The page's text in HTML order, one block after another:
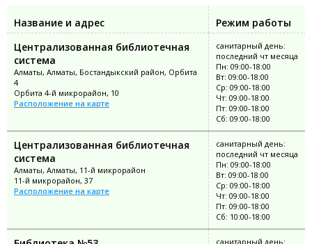
Название и адрес
Режим работы
Централизованная библиотечная
система
Алматы, Алматы, Бостандыкский район, Орбита
4
Орбита 4-й микрорайон, 10
Расположение на карте
санитарный день:
последний чт месяца
Пн: 09:00-18:00
Вт: 09:00-18:00
Ср: 09:00-18:00
Чт: 09:00-18:00
Пт: 09:00-18:00
Сб: 09:00-18:00
Централизованная библиотечная
система
Алматы, Алматы, 11-й микрорайон
11-й микрорайон, 37
Расположение на карте
санитарный день:
последний чт месяца
Пн: 09:00-18:00
Вт: 09:00-18:00
Ср: 09:00-18:00
Чт: 09:00-18:00
Пт: 09:00-18:00
Сб: 10:00-18:00
санитарный день: